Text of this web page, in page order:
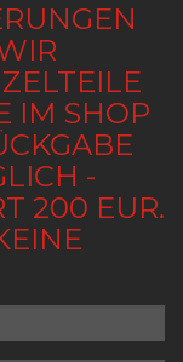
IM SHOP
-
200 EUR.